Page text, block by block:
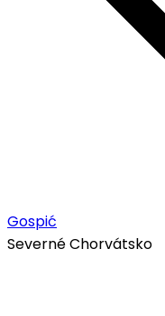
Gospić
Severné Chorvátsko